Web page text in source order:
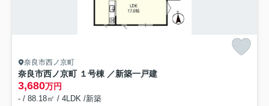
奈良市西ノ京町
奈良市西ノ京町 １号棟 ／新築一戸建
3,680万円
- / 88.18㎡ / 4LDK /新築